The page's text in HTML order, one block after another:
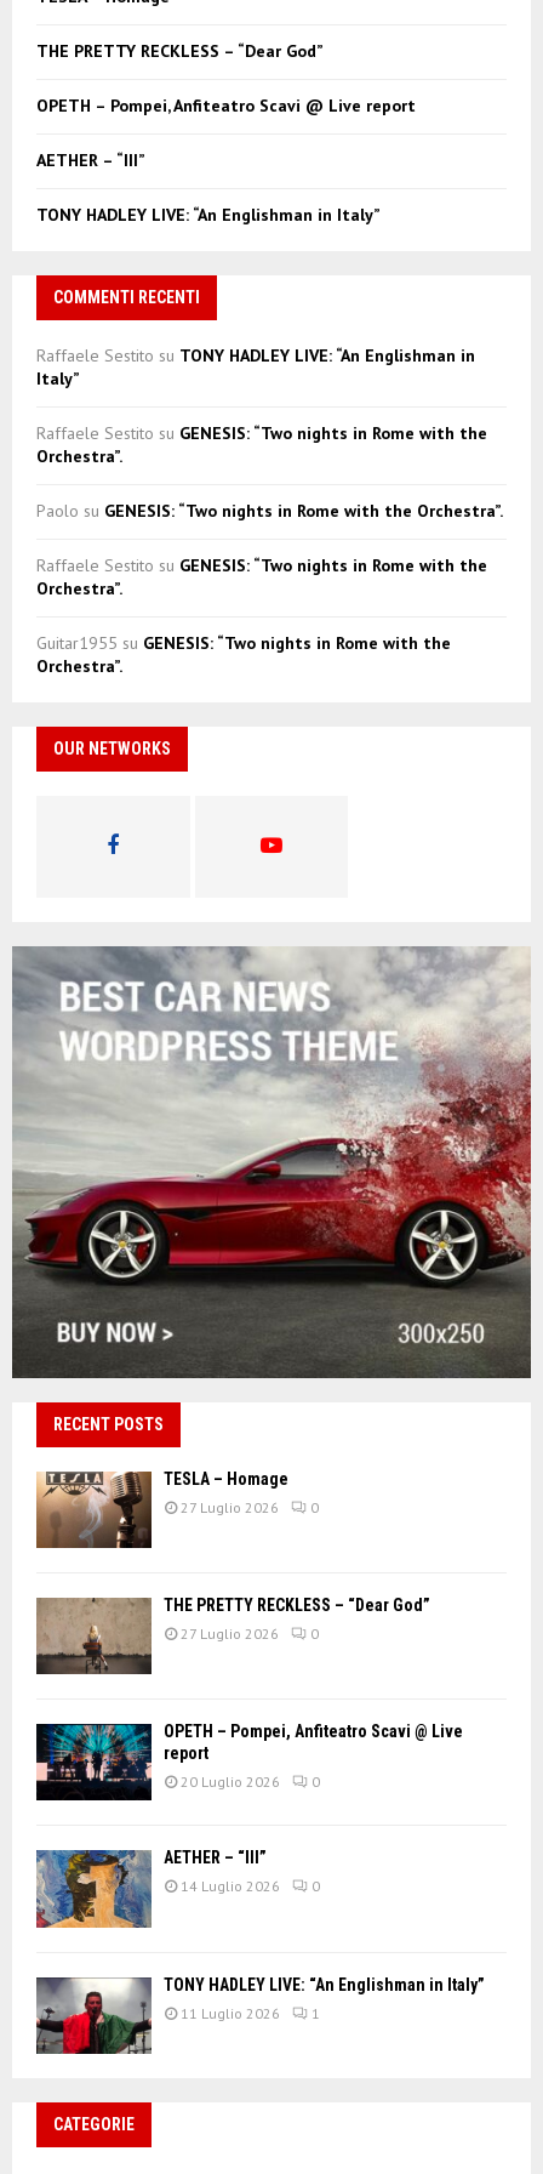
o
THE PRETTY RECKLESS – “Dear God”
OPETH – Pompei, Anfiteatro Scavi @ Live report
AETHER – “III”
TONY HADLEY LIVE: “An Englishman in Italy”
COMMENTI RECENTI
Raffaele Sestito su TONY HADLEY LIVE: “An Englishman in
Italy”
Raffaele Sestito su GENESIS: “Two nights in Rome with the
Orchestra”.
Paolo su GENESIS: “Two nights in Rome with the Orchestra”.
Raffaele Sestito su GENESIS: “Two nights in Rome with the
Orchestra”.
Guitar1955 su GENESIS: “Two nights in Rome with the
Orchestra”.
OUR NETWORKS
RECENT POSTS
TESLA – Homage
27 Luglio 2026 0
THE PRETTY RECKLESS – “Dear God”
27 Luglio 2026 0
OPETH – Pompei, Anfiteatro Scavi @ Live
report
20 Luglio 2026 0
AETHER – “III”
14 Luglio 2026 0
TONY HADLEY LIVE: “An Englishman in Italy”
11 Luglio 2026 1
CATEGORIE